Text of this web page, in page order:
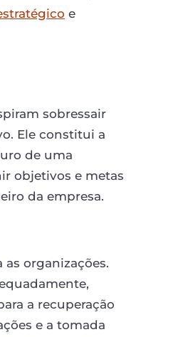
e
sobressair
Ele constitui a
de uma
objetivos e metas
da empresa.
organizações.
a recuperação
e a tomada